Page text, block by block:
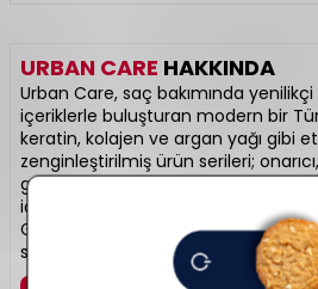
URBAN CARE HAKKINDA
Urban Care, saç bakımında
içeriklerle buluşturan modern bir
keratin, kolajen ve argan yağı gibi
zenginleştirilmiş ürün serileri;
güçlendirici etki sağlar. Özellikle
içermeyen formülleriyle doğal
Gündelik kullanım için geliştirilmiş
spreyleriyle güçlü ve sağlıklı saçlar